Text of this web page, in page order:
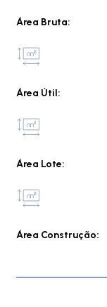
Área Bruta:
Área Útil:
Área Lote:
Área Construção: